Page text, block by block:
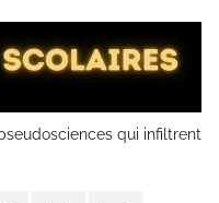
qui infiltrent